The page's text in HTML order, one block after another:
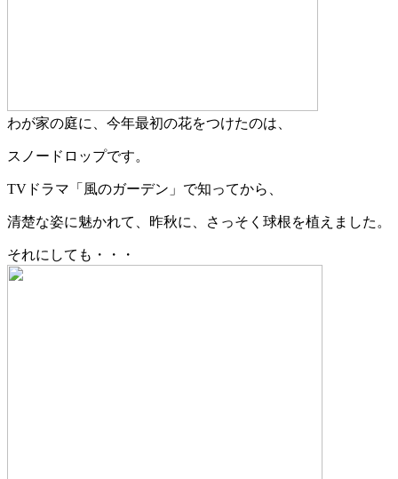
わが家の庭に、今年最初の花をつけたのは、
スノードロップです。
TVドラマ「風のガーデン」で知ってから、
清楚な姿に魅かれて、昨秋に、さっそく球根を植えました。
それにしても・・・